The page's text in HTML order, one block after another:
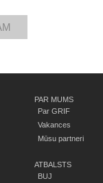
PAR MUMS
Par GRIF
Vakances
Mūsu partneri
ATBALSTS
BUJ